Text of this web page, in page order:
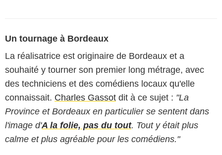
Un tournage à Bordeaux
La réalisatrice est originaire de Bordeaux et a
souhaité y tourner son premier long métrage, avec
des techniciens et des comédiens locaux qu'elle
connaissait. Charles Gassot dit à ce sujet : "La
Province et Bordeaux en particulier se sentent dans
l'image d'A la folie, pas du tout. Tout y était plus
calme et plus agréable pour les comédiens."